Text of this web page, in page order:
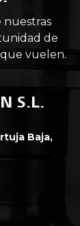
nuestras
de
vuelen.
S.L.
Baja,